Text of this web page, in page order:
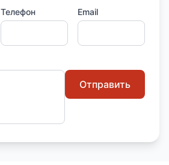
Телефон Email
Отправить